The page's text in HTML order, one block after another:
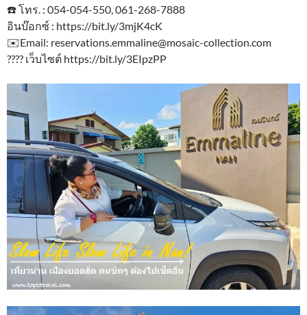
☎️ โทร. : 054-054-550, 061-268-7888
อินบ๊อกซ์ : https://bit.ly/3mjK4cK
✉️Email: reservations.emmaline@mosaic-collection.com
???? เว็บไซต์ https://bit.ly/3EIpzPP